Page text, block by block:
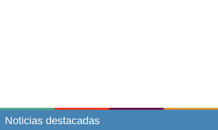
Noticias destacadas